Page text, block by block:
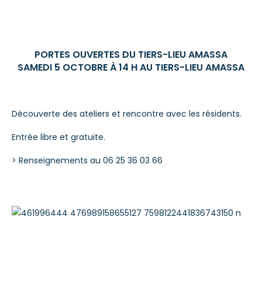
PORTES OUVERTES DU TIERS-LIEU AMASSA
SAMEDI 5 OCTOBRE À 14 H AU TIERS-LIEU AMASSA
Découverte des ateliers et rencontre avec les résidents.
Entrée libre et gratuite.
> Renseignements au 06 25 36 03 66